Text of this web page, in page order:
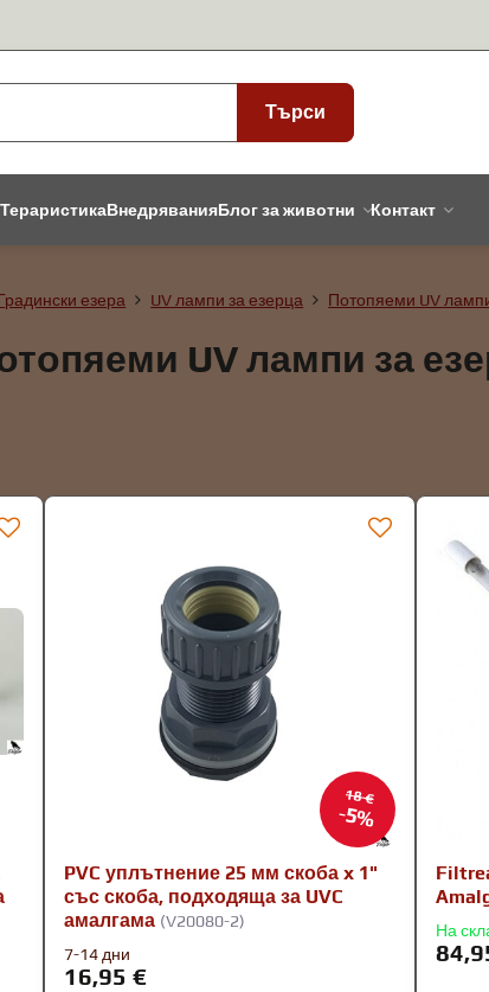
Търси
ТераристикаВнедряванияБлог за животни Контакт
езера UV лампи за езерца Потопяеми UV
UV лампи за
18 €
5%
PVC уплътнение 25 мм скоба x 1"
със скоба, подходяща за UVC
амалгама (V20080-2)
7-14 дни
16,95 €
На